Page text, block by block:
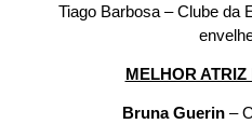
Tiago Barbosa – Clube da
MELHOR
Bruna Guerin –